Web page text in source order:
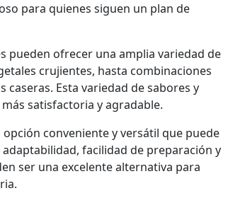
para quienes siguen un plan de
pueden ofrecer una amplia variedad de
crujientes, hasta combinaciones
Esta variedad de sabores y
satisfactoria y agradable.
conveniente y versátil que puede
facilidad de preparación y
ser una excelente alternativa para